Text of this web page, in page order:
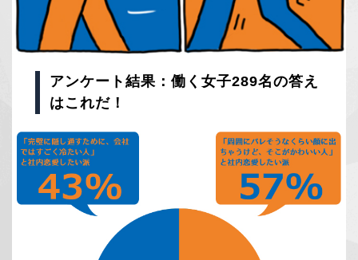
アンケート結果：働く女子289名の答え
はこれだ！